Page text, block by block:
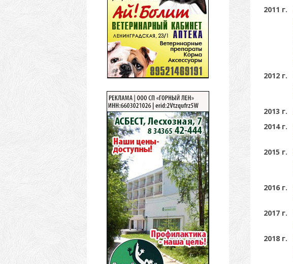
2011 г.
2012 г.
2013 г.
2014 г.
2015 г.
2016 г.
2017 г.
2018 г.